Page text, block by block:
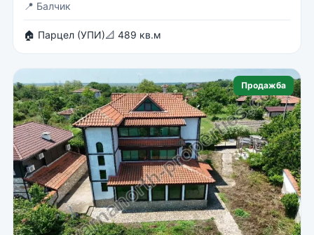
📍 Балчик
🏠 Парцел (УПИ)📐 489 кв.м
Продажба